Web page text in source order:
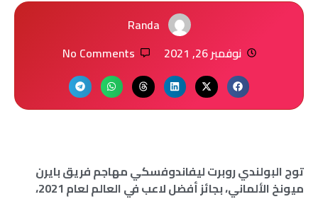
Randa
نوفمبر 26, 2021
No Comments
توج البولندي روبرت ليفاندوفسكي مهاجم فريق بايرن
ميونخ الألماني، بجائز أفضل لاعب في العالم لعام 2021،